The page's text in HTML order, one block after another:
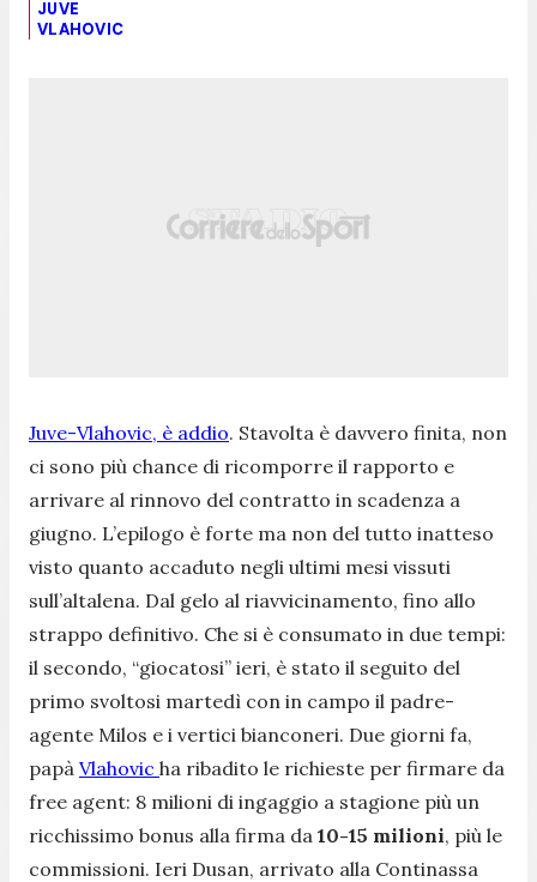
JUVE
VLAHOVIC
Juve-Vlahovic, è addio. Stavolta è davvero finita, non
ci sono più chance di ricomporre il rapporto e
arrivare al rinnovo del contratto in scadenza a
giugno. L’epilogo è forte ma non del tutto inatteso
visto quanto accaduto negli ultimi mesi vissuti
sull’altalena. Dal gelo al riavvicinamento, fino allo
strappo definitivo. Che si è consumato in due tempi:
il secondo, “giocatosi” ieri, è stato il seguito del
primo svoltosi martedì con in campo il padre-
agente Milos e i vertici bianconeri. Due giorni fa,
papà Vlahovic ha ribadito le richieste per firmare da
free agent: 8 milioni di ingaggio a stagione più un
ricchissimo bonus alla firma da 10-15 milioni, più le
commissioni. Ieri Dusan, arrivato alla Continassa